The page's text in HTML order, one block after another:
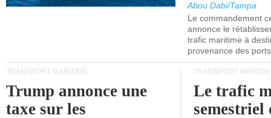
Abou Dabi/Tampa
Le commandement
annonce le
trafic maritime à
provenance des
TRANSPORT MARITIME
Trump annonce une
taxe sur les
TRANSPORT
Le trafic
semestriel